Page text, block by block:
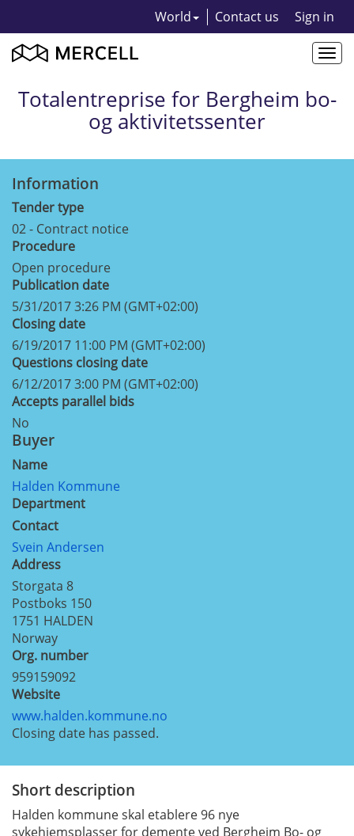
World Contact us Sign in
Totalentreprise for Bergheim bo-
og aktivitetssenter
Information
Tender type
02 - Contract notice
Procedure
Open procedure
Publication date
5/31/2017 3:26 PM (GMT+02:00)
Closing date
6/19/2017 11:00 PM (GMT+02:00)
Questions closing date
6/12/2017 3:00 PM (GMT+02:00)
Accepts parallel bids
No
Buyer
Name
Halden Kommune
Department
Contact
Svein Andersen
Address
Storgata 8
Postboks 150
1751 HALDEN
Norway
Org. number
959159092
Website
www.halden.kommune.no
Closing date has passed.
Short description
Halden kommune skal etablere 96 nye
sykehjemsplasser for demente ved Bergheim Bo- og